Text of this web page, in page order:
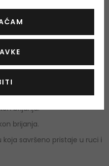
brijač, zahvaljujući glavi s
brijanje bez iritacije kože.
Sword Hydro Silk?
serum, koji hidratizira i
brijanja.
brijanja.
savršeno pristaje u ruci i